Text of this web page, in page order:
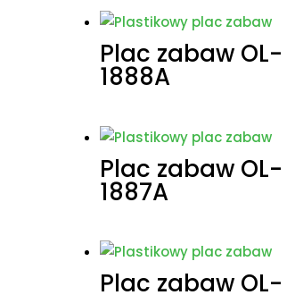
Plac zabaw OL-
1888A
Plac zabaw OL-
1887A
Plac zabaw OL-